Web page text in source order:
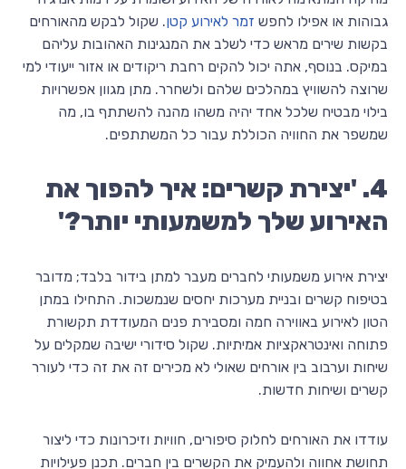
גבוהות או אפילו לחפש זמר לאירוע קטן. שקול לבקש מהאורחים
בקשות שירים מראש כדי לשלב את המנגינות האהובות עליהם
במיקס. בנוסף, אתה יכול להקים רחבת ריקודים או אזור ייעודי למי
שרוצה להשוויץ במהלכים שלהם ולשחרר. מתן מגוון אפשרויות
בילוי מבטיח שלכל אחד יהיה משהו מהנה להשתתף בו, מה
שמשפר את החוויה הכוללת עבור כל המשתתפים.
4. 'יצירת קשרים: איך להפוך את
האירוע שלך למשמעותי יותר?'
יצירת אירוע משמעותי לחברים מעבר למתן בידור בלבד; מדובר
בטיפוח קשרים ובניית מערכות יחסים שנמשכות. התחילו במתן
הטון לאירוע באווירה חמה ומסבירת פנים המעודדת תקשורת
פתוחה ואינטראקציות אמיתיות. שקול סידורי ישיבה שמקלים על
שיחות וערבוב בין אורחים שאולי לא מכירים זה את זה כדי לעורר
קשרים ושיחות חדשות.
עודדו את האורחים לחלוק סיפורים, חוויות וזיכרונות כדי ליצור
תחושת אחווה ולהעמיק את הקשרים בין חברים. תכנן פעילויות